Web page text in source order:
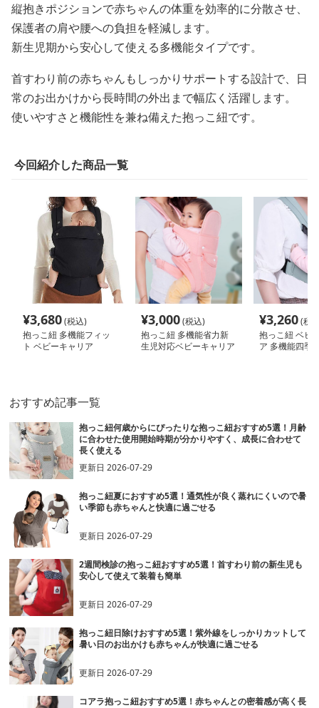
縦抱きポジションで赤ちゃんの体重を効率的に分散させ、
保護者の肩や腰への負担を軽減します。
新生児期から安心して使える多機能タイプです。
首すわり前の赤ちゃんもしっかりサポートする設計で、日
常のお出かけから長時間の外出まで幅広く活躍します。
使いやすさと機能性を兼ね備えた抱っこ紐です。
今回紹介した商品一覧
¥3,680(税込)
抱っこ紐 多機能フィッ
ト ベビーキャリア
¥3,000(税込)
抱っこ紐 多機能省力新
生児対応ベビーキャリア
¥3,260(税
抱っこ紐 ベビ
ア 多機能四季
おすすめ記事一覧
抱っこ紐何歳からにぴったりな抱っこ紐おすすめ5選！月齢
に合わせた使用開始時期が分かりやすく、成長に合わせて
長く使える
更新日2026-07-29
抱っこ紐夏におすすめ5選！通気性が良く蒸れにくいので暑
い季節も赤ちゃんと快適に過ごせる
更新日2026-07-29
2週間検診の抱っこ紐おすすめ5選！首すわり前の新生児も
安心して使えて装着も簡単
更新日2026-07-29
抱っこ紐日除けおすすめ5選！紫外線をしっかりカットして
暑い日のお出かけも赤ちゃんが快適に過ごせる
更新日2026-07-29
コアラ抱っこ紐おすすめ5選！赤ちゃんとの密着感が高く長